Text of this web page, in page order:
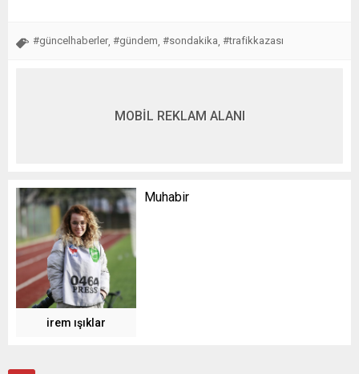
#güncelhaberler, #gündem, #sondakika, #trafikkazası
MOBİL REKLAM ALANI
irem ışıklar
Muhabir